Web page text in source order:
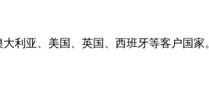
利亚、美国、英国、西班牙等客户国